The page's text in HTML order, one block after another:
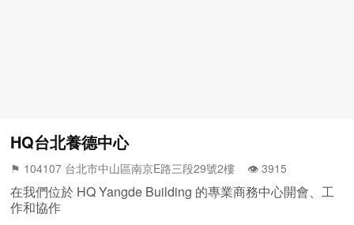
HQ台北養德中心
⚑ 104107 台北市中山區南京E路三段29號2樓 👁️‍ 3915
在我們位於 HQ Yangde Building 的專業商務中心開會、工
作和協作